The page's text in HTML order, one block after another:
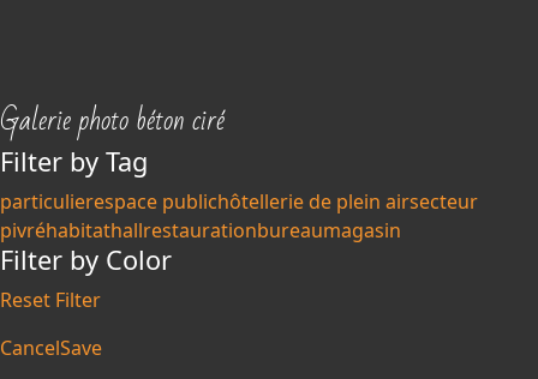
Galerie photo béton ciré
Filter by Tag
particulierespace publichôtellerie de plein airsecteur
pivréhabitathallrestaurationbureaumagasin
Filter by Color
Reset Filter
CancelSave